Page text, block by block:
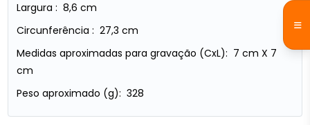
Largura : 8,6 cm
Circunferência : 27,3 cm
Medidas aproximadas para gravação (CxL): 7 cm X 7
cm
Peso aproximado (g): 328